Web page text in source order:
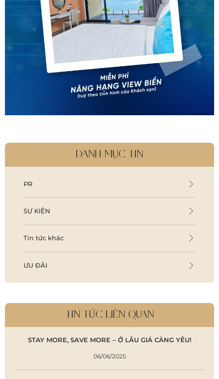
DANH MỤC TIN
PR
SỰ KIỆN
Tin tức khác
ƯU ĐÃI
TIN TỨC LIÊN QUAN
STAY MORE, SAVE MORE – Ở LÂU GIÁ CÀNG YÊU!
06/06/2025